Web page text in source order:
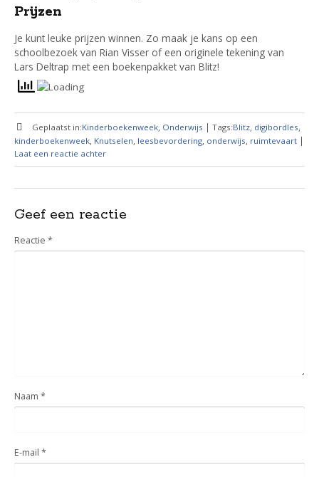
Prijzen
Je kunt leuke prijzen winnen. Zo maak je kans op een
schoolbezoek van Rian Visser of een originele tekening van
Lars Deltrap met een boekenpakket van Blitz!
Geplaatst in:Kinderboekenweek, Onderwijs | Tags:Blitz, digibordles
kinderboekenweek Knutselen leesbevordering onderwijs ruimtevaart |
Laat een reactie achter
Geef een reactie
Reactie *
Naam *
E-mail *